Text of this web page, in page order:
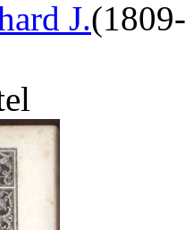
J.